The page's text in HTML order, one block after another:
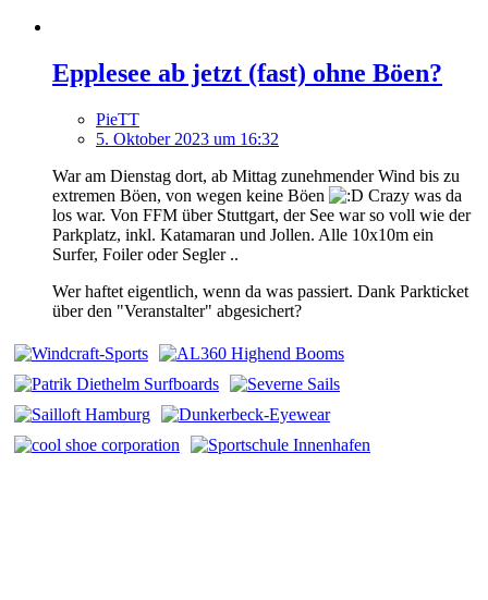
Epplesee ab jetzt (fast) ohne Böen?
PieTT
5. Oktober 2023 um 16:32
War am Dienstag dort, ab Mittag zunehmender Wind bis zu
extremen Böen, von wegen keine Böen
Crazy was da
los war. Von FFM über Stuttgart, der See war so voll wie der
Parkplatz, inkl. Katamaran und Jollen. Alle 10x10m ein
Surfer, Foiler oder Segler ..
Wer haftet eigentlich, wenn da was passiert. Dank Parkticket
über den "Veranstalter" abgesichert?